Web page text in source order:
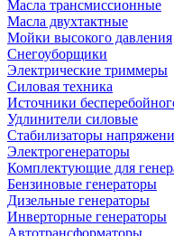
Масла трансмиссионные
Масла двухтактные
Мойки высокого давления
Снегоуборщики
Электрические триммеры
Силовая техника
Источники
Удлинители силовые
Стабилизаторы
Электрогенераторы
Комплектующие для
Бензиновые генераторы
Дизельные генераторы
Инверторные генераторы
Автотрансформаторы